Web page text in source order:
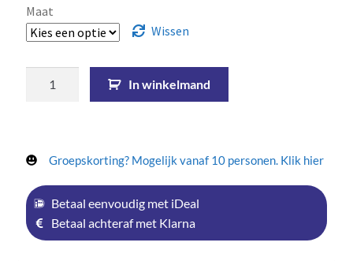
Maat
Wissen
In winkelmand
Groepskorting? Mogelijk vanaf 10 personen. Klik hier
Betaal eenvoudig met iDeal
Betaal achteraf met Klarna